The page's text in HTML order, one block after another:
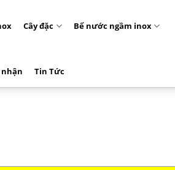
Cây đặc Bể nước ngầm inox
Tin Tức